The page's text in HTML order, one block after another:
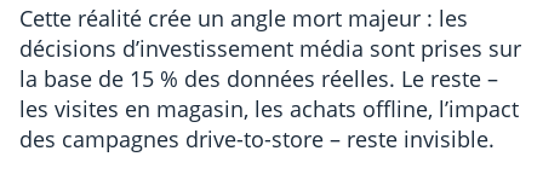
Cette réalité crée un angle mort majeur : les
décisions d’investissement média sont prises sur
la base de 15 % des données réelles. Le reste –
les visites en magasin, les achats offline, l’impact
des campagnes drive-to-store – reste invisible.